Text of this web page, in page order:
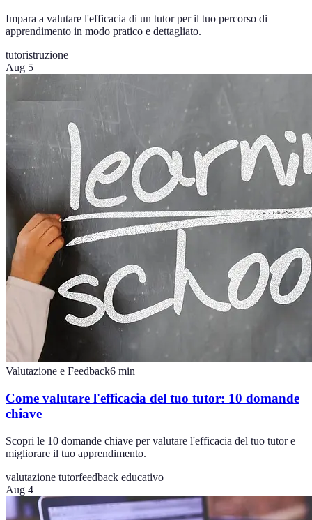
Impara a valutare l'efficacia di un tutor per il tuo percorso di
apprendimento in modo pratico e dettagliato.
tutoristruzione
Aug 5
Valutazione e Feedback6 min
Come valutare l'efficacia del tuo tutor: 10 domande
chiave
Scopri le 10 domande chiave per valutare l'efficacia del tuo tutor e
migliorare il tuo apprendimento.
valutazione tutorfeedback educativo
Aug 4